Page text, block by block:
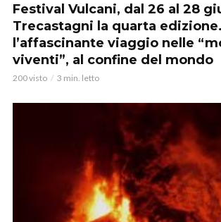
Festival Vulcani, dal 26 al 28
Trecastagni la quarta
l’affascinante viaggio nelle
viventi”, al confine del mondo
200 visto 3 min. letto